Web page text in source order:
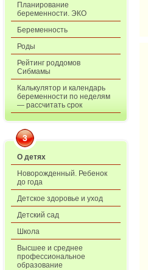
Планирование
беременности. ЭКО
Беременность
Роды
Рейтинг роддомов
Сибмамы
Калькулятор и календарь
беременности по неделям
— рассчитать срок
3
О детях
Новорожденный. Ребенок
до года
Детское здоровье и уход
Детский сад
Школа
Высшее и среднее
профессиональное
образование